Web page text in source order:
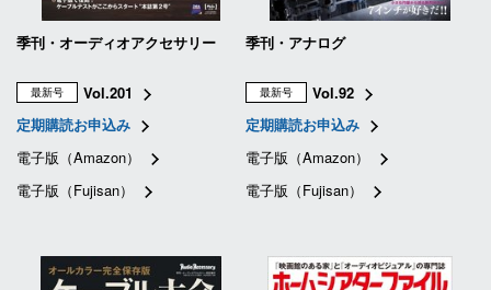
季刊・オーディオアクセサリー
最新号
Vol.201
定期購読お申込み
電子版（Amazon）
電子版（Fujisan）
季刊・アナログ
最新号
Vol.92
定期購読お申込み
電子版（Amazon）
電子版（Fujisan）